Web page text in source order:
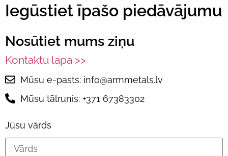
Iegūstiet īpašo piedāvājumu
Nosūtiet mums ziņu
Kontaktu lapa >>
Mūsu e-pasts: info@armmetals.lv
Mūsu tālrunis: +371 67383302
Jūsu vārds